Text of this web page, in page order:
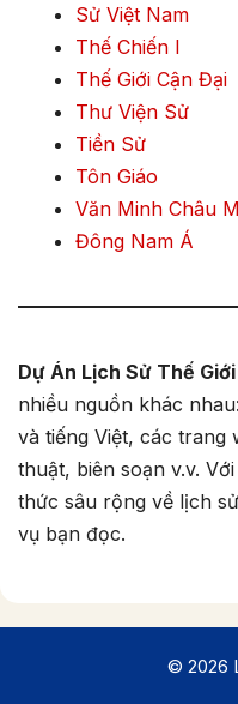
Sử Việt Nam
Thế Chiến I
Thế Giới Cận Đại
Thư Viện Sử
Tiền Sử
Tôn Giáo
Văn Minh Châu
Đông Nam Á
Dự Án Lịch Sử Thế Giới
nhiều nguồn khác
và tiếng Việt, các trang
thuật, biên soạn v.v.
thức sâu rộng về lịch
vụ bạn đọc.
© 2026